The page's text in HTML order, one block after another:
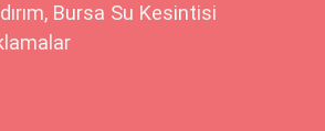
Bursa Su Kesintisi